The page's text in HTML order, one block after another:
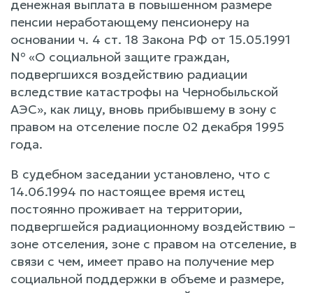
денежная выплата в повышенном размере
пенсии неработающему пенсионеру на
основании ч. 4 ст. 18 Закона РФ от 15.05.1991
№ «О социальной защите граждан,
подвергшихся воздействию радиации
вследствие катастрофы на Чернобыльской
АЭС», как лицу, вновь прибывшему в зону с
правом на отселение после 02 декабря 1995
года.
В судебном заседании установлено, что с
14.06.1994 по настоящее время истец
постоянно проживает на территории,
подвергшейся радиационному воздействию –
зоне отселения, зоне с правом на отселение, в
связи с чем, имеет право на получение мер
социальной поддержки в объеме и размере,